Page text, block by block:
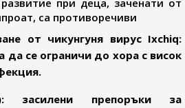
при деца, заченати от
са противоречиви
от чикунгуня вирус Ixchiq:
се ограничи до хора с висок
засилени препоръки за